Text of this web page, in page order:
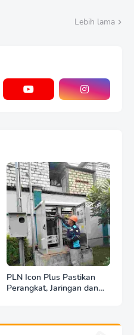
Lebih lama
PLN Icon Plus Pastikan
Perangkat, Jaringan dan